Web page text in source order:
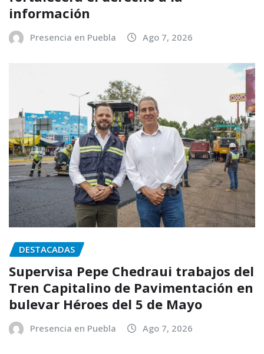
información
Presencia en Puebla Ago 7, 2026
DESTACADAS
Supervisa Pepe Chedraui trabajos del
Tren Capitalino de Pavimentación en
bulevar Héroes del 5 de Mayo
Presencia en Puebla Ago 7, 2026